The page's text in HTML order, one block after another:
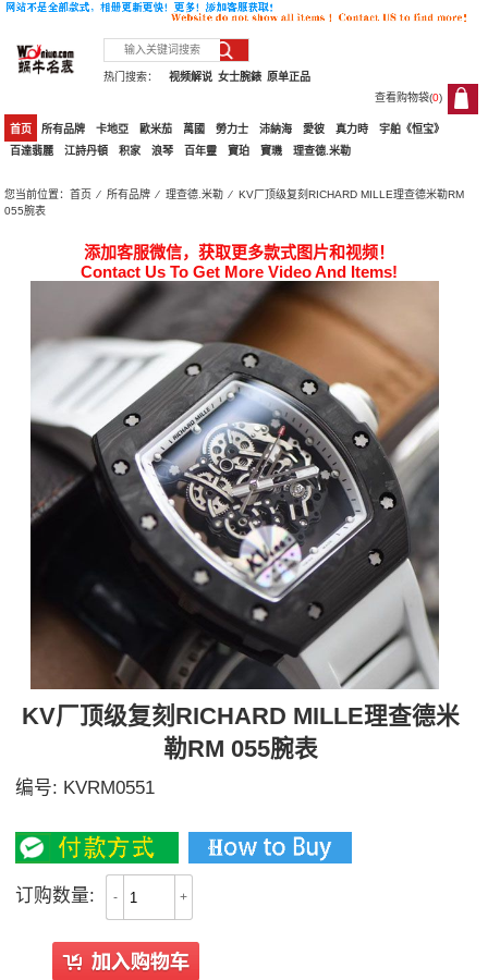
热门搜索： 原单正品
女士腕錶
视频解说
查看购物袋(0)
0
首页 所有品牌 卡地亞 歐米茄 萬國 勞力士 沛納海 愛彼 真力時
宇舶《恒宝》
百達翡麗
江詩丹頓 积家 浪琴 百年靈 寶珀 寶璣 理查德.米勒
您当前位置：首页 ⁄所有品牌 ⁄理查德.米勒 ⁄ KV厂顶级复刻RICHARD MILLE理查德米勒RM
055腕表
添加客服微信，获取更多款式图片和视频！
Contact Us To Get More Video And Items!
KV厂顶级复刻RICHARD MILLE理查德米
勒RM 055腕表
编号: KVRM0551
订购数量: - +